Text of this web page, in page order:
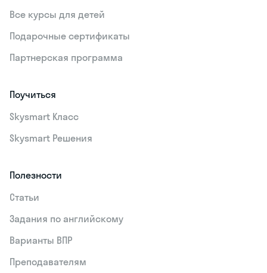
Все курсы для детей
Подарочные сертификаты
Партнерская программа
Поучиться
Skysmart Класс
Skysmart Решения
Полезности
Статьи
Задания по английскому
Варианты ВПР
Преподавателям